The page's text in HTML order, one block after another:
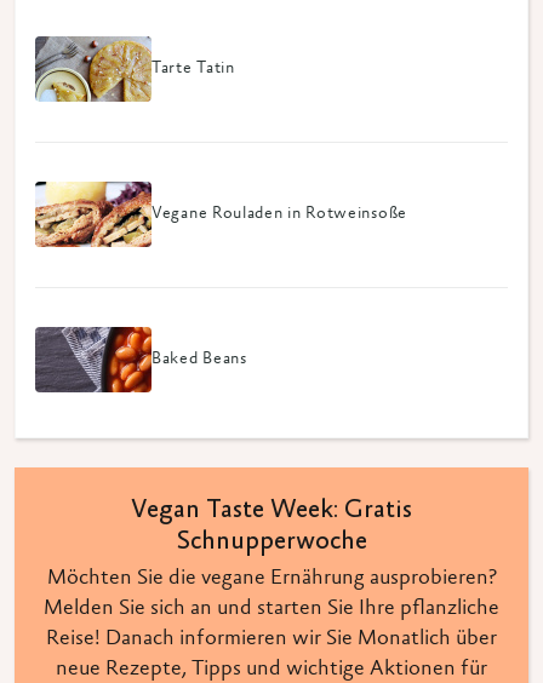
Tarte Tatin
Vegane Rouladen in Rotweinsoße
Baked Beans
Vegan Taste Week: Gratis
Schnupperwoche
Möchten Sie die vegane Ernährung ausprobieren?
Melden Sie sich an und starten Sie Ihre pflanzliche
Reise! Danach informieren wir Sie Monatlich über
neue Rezepte, Tipps und wichtige Aktionen für